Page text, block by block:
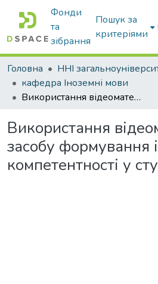
Фонди
та
зібрання
Пошук за
критеріями
Головна
кафедра Іноземні мови
Використання відеоматеріалів як засобу формування іншомовної компетентності у студентів
Використання
засобу формування
компетентності у